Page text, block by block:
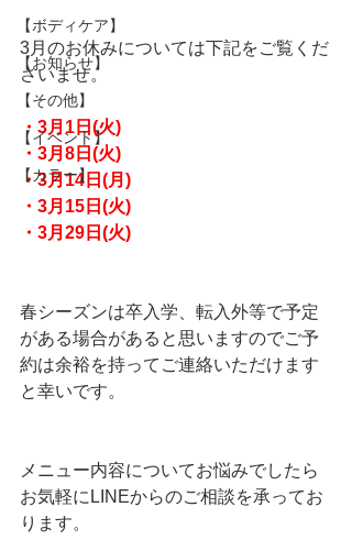
【ボディケア】
【お知らせ】
【その他】
【イベント】
【カラー】
3月のお休みについては下記をご覧くだ
さいませ。
・3月1日(火)
・3月8日(火)
・3月14日(月)
・3月15日(火)
・3月29日(火)
春シーズンは卒入学、転入外等で予定
がある場合があると思いますのでご予
約は余裕を持ってご連絡いただけます
と幸いです。
メニュー内容についてお悩みでしたら
お気軽にLINEからのご相談を承ってお
ります。